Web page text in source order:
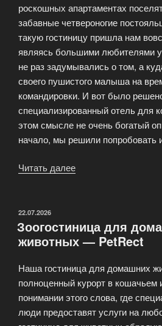
роскошных апартаментах
забавные четвероногие
такую гостиницу пришла нам
являясь большими любителями
не раз задумывались о том, а
своего пушистого малыша на
командировки. И вот было
специализированный отель для
этом смысле не очень богатый
начало, мы решили попробовать
Читать далее
передержки
животных»
ОПУБЛИКОВАНО
22.07.2026
Зоогостиница для
животных — PetRect
Наша гостиница для домашних
полноценный курорт в кошачьем
понимании этого слова, где
люди предоставят услуги на